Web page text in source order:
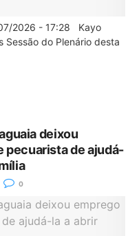
2026 - 17:28 Kayo
Sessão do Plenário desta
deixou
pecuarista de ajudá-
0